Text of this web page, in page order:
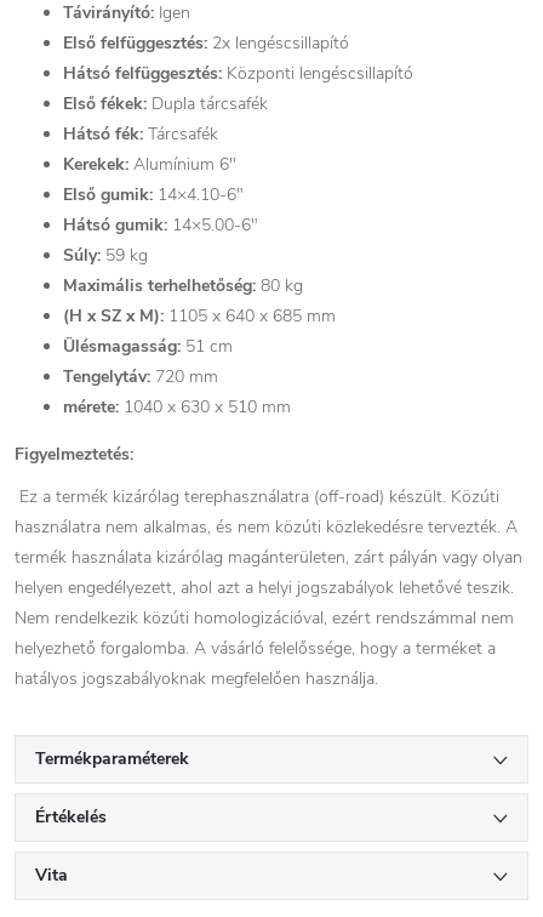
Távirányító: Igen
Első felfüggesztés: 2x lengéscsillapító
Hátsó felfüggesztés: Központi lengéscsillapító
Első fékek: Dupla tárcsafék
Hátsó fék: Tárcsafék
Kerekek: Alumínium 6″
Első gumik: 14×4.10-6″
Hátsó gumik: 14×5.00-6″
Súly: 59 kg
Maximális terhelhetőség: 80 kg
(H x SZ x M): 1105 x 640 x 685 mm
Ülésmagasság: 51 cm
Tengelytáv: 720 mm
mérete: 1040 x 630 x 510 mm
Figyelmeztetés:
Ez a termék kizárólag terephasználatra (off-road) készült. Közúti
használatra nem alkalmas, és nem közúti közlekedésre tervezték. A
termék használata kizárólag magánterületen, zárt pályán vagy olyan
helyen engedélyezett, ahol azt a helyi jogszabályok lehetővé teszik.
Nem rendelkezik közúti homologizációval, ezért rendszámmal nem
helyezhető forgalomba. A vásárló felelőssége, hogy a terméket a
hatályos jogszabályoknak megfelelően használja.
Termékparaméterek
Értékelés
Vita